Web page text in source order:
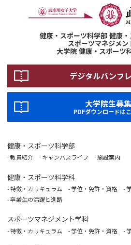
健康・スポーツ科学部 健康
スポーツマネジメン
大学院 健康・スポーツ
デジタルパンフ
大学院生募集
PDFダウンロードは
健康・スポーツ科学部
教員紹介 キャンパスライフ 施設案内
健康・スポーツ科学科
特徴・カリキュラム 学位・免許・資格
卒業生の活躍と進路
スポーツマネジメント学科
特徴・カリキュラム 学位・免許・資格